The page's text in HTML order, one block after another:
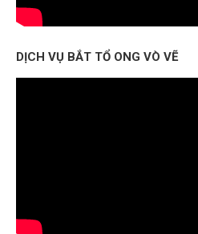
DỊCH VỤ BẮT TỔ ONG VÒ VẼ